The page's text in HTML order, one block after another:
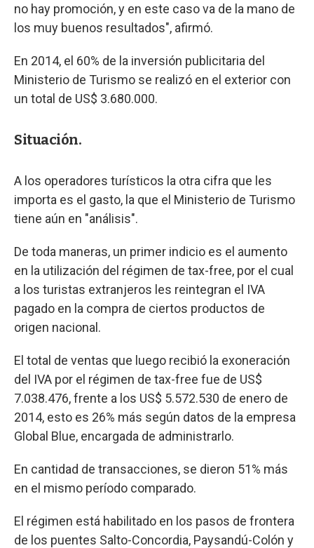
no hay promoción, y en este caso va de la mano de
los muy buenos resultados", afirmó.
En 2014, el 60% de la inversión publicitaria del
Ministerio de Turismo se realizó en el exterior con
un total de US$ 3.680.000.
Situación.
A los operadores turísticos la otra cifra que les
importa es el gasto, la que el Ministerio de Turismo
tiene aún en "análisis".
De toda maneras, un primer indicio es el aumento
en la utilización del régimen de tax-free, por el cual
a los turistas extranjeros les reintegran el IVA
pagado en la compra de ciertos productos de
origen nacional.
El total de ventas que luego recibió la exoneración
del IVA por el régimen de tax-free fue de US$
7.038.476, frente a los US$ 5.572.530 de enero de
2014, esto es 26% más según datos de la empresa
Global Blue, encargada de administrarlo.
En cantidad de transacciones, se dieron 51% más
en el mismo período comparado.
El régimen está habilitado en los pasos de frontera
de los puentes Salto-Concordia, Paysandú-Colón y